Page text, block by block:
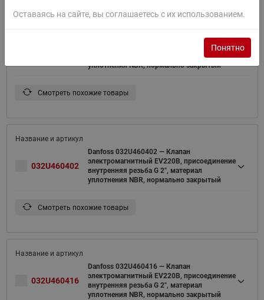
электромагнитный EV220B, присоединение
внутренняя резьба G 1 1/2", материал
уплотнения NBR, нормально закрытый
Смотреть похожие товары
032U460402
Danfoss 032U460402 — Клапан
электромагнитный EV220B, присоединение
внутренняя резьба G 2", материал
уплотнения NBR, нормально закрытый
Смотреть похожие товары
032U460416
Danfoss 032U460416 — Клапан
электромагнитный EV220B, присоединение
внутренняя резьба G 2", материал
уплотнения NBR, нормально закрытый
Оставаясь на сайте, вы соглашаетесь с их использованием.
Понятно